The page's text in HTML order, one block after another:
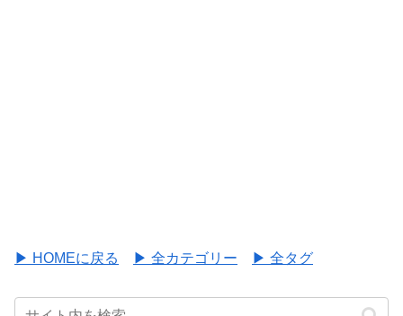
▶ HOMEに戻る ▶ 全カテゴリー ▶ 全タグ